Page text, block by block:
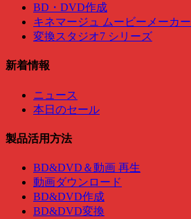
BD・DVD作成
キネマージュ ムービーメーカー
変換スタジオ7 シリーズ
新着情報
ニュース
本日のセール
製品活用方法
BD&DVD＆動画 再生
動画ダウンロード
BD&DVD作成
BD&DVD変換